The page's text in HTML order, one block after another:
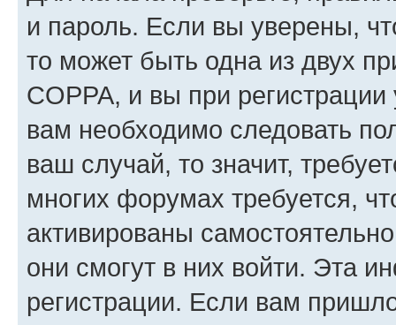
и пароль. Если вы уверены,
то может быть одна из двух
COPPA, и вы при
вам необходимо следовать
ваш случай, то значит,
многих форумах требуется,
активированы
они смогут в них войти. Эта
регистрации. Если вам